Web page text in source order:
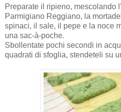
Preparate il ripieno, mescolando
Parmigiano Reggiano, la
spinaci, il sale, il pepe e la noce
una sac-à-poche.
Sbollentate pochi secondi in
quadrati di sfoglia, stendeteli su